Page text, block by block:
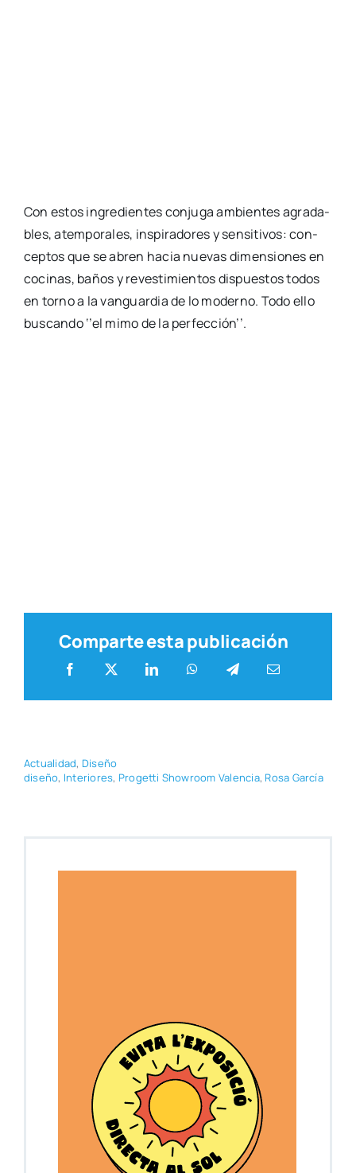
Con estos ingre­dien­tes con­ju­ga ambien­tes agra­da­
bles, atem­po­ra­les, ins­pi­ra­do­res y sen­si­ti­vos: con­
cep­tos que se abren hacia nue­vas dimen­sio­nes en
coci­nas, baños y reves­ti­mien­tos dis­pues­tos todos
en torno a la van­guar­dia de lo moderno. Todo ello
bus­can­do ‘’el mimo de la per­fec­ción’’.
Comparte esta publicación
Actua­li­dad, Dise­ño
dise­ño, Inte­rio­res, Pro­get­ti Show­room Valen­cia, Rosa Gar­cía